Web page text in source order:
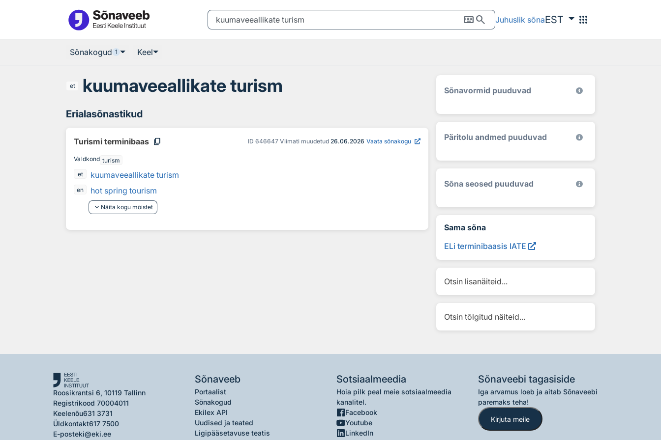
keyboardsearch Juhuslik sõnaEST apps
Sõnakogud 1 Keel
et kuumaveeallikate turism
Erialasõnastikud
Turismi terminibaas content_copy ID 646647 Viimati muudetud 26.06.2026 Vaata sõnakogu
Valdkond turism
et
kuumaveeallikate turism
en
hot spring tourism
keyboard_arrow_down Näita kogu mõistet
Sõnavormid puuduvad
Päritolu andmed puuduvad
Sõna seosed puuduvad
Sama sõna
ELi terminibaasis IATE
Otsin lisanäiteid...
Otsin tõlgitud näiteid...
Roosikrantsi 6, 10119 Tallinn
Registrikood 70004011
Keelenõu631 3731
Üldkontakt617 7500
E-posteki@eki.ee
Sõnaveeb
Portaalist
Sõnakogud
Ekilex API
Uudised ja teated
Ligipääsetavuse teatis
Sotsiaalmeedia
Hoia pilk peal meie sotsiaalmeedia
kanalitel.
Facebook
Youtube
LinkedIn
Sõnaveebi tagasiside
Iga arvamus loeb ja aitab Sõnaveebi
paremaks teha!
Kirjuta meile